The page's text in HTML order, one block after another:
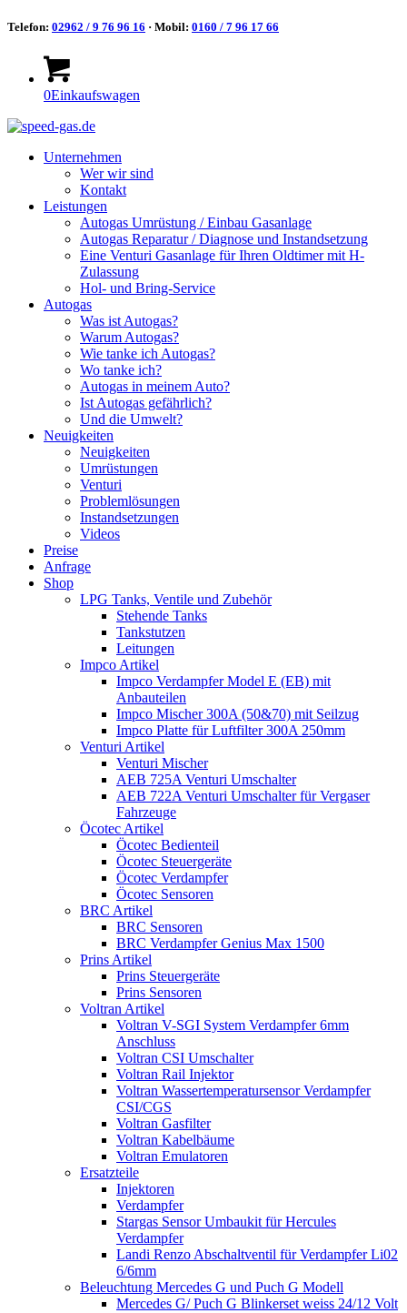
Telefon: 02962 / 9 76 96 16 · Mobil: 0160 / 7 96 17 66
0Einkaufswagen
Unternehmen
Wer wir sind
Kontakt
Leistungen
Autogas Umrüstung / Einbau Gasanlage
Autogas Reparatur / Diagnose und Instandsetzung
Eine Venturi Gasanlage für Ihren Oldtimer mit H-
Zulassung
Hol- und Bring-Service
Autogas
Was ist Autogas?
Warum Autogas?
Wie tanke ich Autogas?
Wo tanke ich?
Autogas in meinem Auto?
Ist Autogas gefährlich?
Und die Umwelt?
Neuigkeiten
Neuigkeiten
Umrüstungen
Venturi
Problemlösungen
Instandsetzungen
Videos
Preise
Anfrage
Shop
LPG Tanks, Ventile und Zubehör
Stehende Tanks
Tankstutzen
Leitungen
Impco Artikel
Impco Verdampfer Model E (EB) mit
Anbauteilen
Impco Mischer 300A (50&70) mit Seilzug
Impco Platte für Luftfilter 300A 250mm
Venturi Artikel
Venturi Mischer
AEB 725A Venturi Umschalter
AEB 722A Venturi Umschalter für Vergaser
Fahrzeuge
Öcotec Artikel
Öcotec Bedienteil
Öcotec Steuergeräte
Öcotec Verdampfer
Öcotec Sensoren
BRC Artikel
BRC Sensoren
BRC Verdampfer Genius Max 1500
Prins Artikel
Prins Steuergeräte
Prins Sensoren
Voltran Artikel
Voltran V-SGI System Verdampfer 6mm
Anschluss
Voltran CSI Umschalter
Voltran Rail Injektor
Voltran Wassertemperatursensor Verdampfer
CSI/CGS
Voltran Gasfilter
Voltran Kabelbäume
Voltran Emulatoren
Ersatzteile
Injektoren
Verdampfer
Stargas Sensor Umbaukit für Hercules
Verdampfer
Landi Renzo Abschaltventil für Verdampfer Li02
6/6mm
Beleuchtung Mercedes G und Puch G Modell
Mercedes G/ Puch G Blinkerset weiss 24/12 Volt